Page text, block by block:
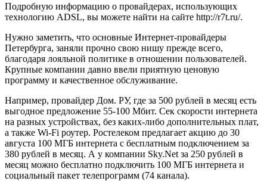
Подробную информацию о провайдерах, использующих
технологию ADSL, вы можете найти на сайте http://r7t.ru/.
Нужно заметить, что основные Интернет-провайдеры
Петербурга, заняли прочно свою нишу прежде всего,
благодаря лояльной политике в отношении пользователей.
Крупные компании давно ввели приятную ценовую
программу и качественное обслуживание.
Например, провайдер Дом. РУ, где за 500 рублей в месяц есть
выгодное предложение 55-100 Мбит. Сек скорости интернета
на разных устройствах, без каких-либо дополнительных плат,
а также Wi-Fi роутер. Ростелеком предлагает акцию до 30
августа 100 МГБ интернета с бесплатным подключением за
380 рублей в месяц. А у компании Sky.Net за 250 рублей в
месяц можно бесплатно подключить 100 МГБ интернета и
социальный пакет телепрограмм (74 канала).